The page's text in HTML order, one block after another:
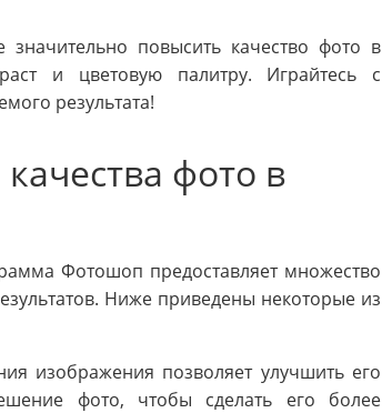
повысить качество фото в
и цветовую палитру. Играйтесь с
результата!
фото в
Фотошоп предоставляет множество
Ниже приведены некоторые из
изображения позволяет улучшить его
фото, чтобы сделать его более